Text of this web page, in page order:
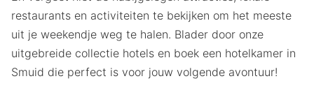
restaurants en activiteiten te bekijken om het meeste
uit je weekendje weg te halen. Blader door onze
uitgebreide collectie hotels en boek een hotelkamer in
Smuid die perfect is voor jouw volgende avontuur!